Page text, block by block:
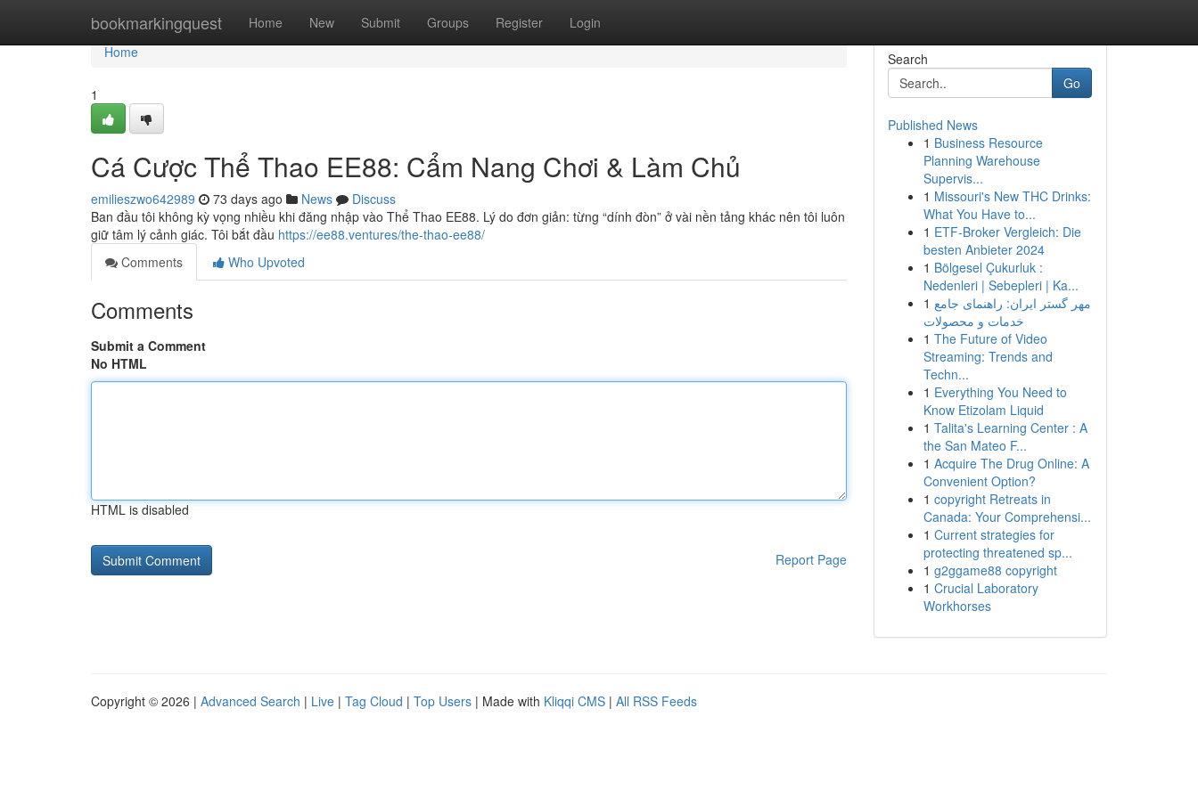
bookmarkingquest Home New Submit Groups Register Login
Home
Home
1
Cá Cược Thể Thao EE88: Cẩm Nang Chơi & Làm Chủ
emilieszwo642989 73 days ago News
Discuss
Ban đầu tôi không kỳ vọng nhiều khi đăng nhập vào Thể Thao EE88. Lý do đơn giản: từng “dính đòn” ở vài nền tảng khác nên tôi luôn
giữ tâm lý cảnh giác. Tôi bắt đầu https://ee88.ventures/the-thao-ee88/
Comments
Who Upvoted
Comments
Submit a Comment
No HTML
HTML is disabled
Report Page
Search
Go
Published News
1 Business Resource
Planning Warehouse
Supervis...
1 Missouri's New THC Drinks:
What You Have to...
1 ETF-Broker Vergleich: Die
besten Anbieter 2024
1 Bölgesel Çukurluk :
Nedenleri | Sebepleri | Ka...
1 مهر گستر ایران: راهنمای جامع
خدمات و محصولات
1 The Future of Video
Streaming: Trends and
Techn...
1 Everything You Need to
Know Etizolam Liquid
1 Talita's Learning Center : A
the San Mateo F...
1 Acquire The Drug Online: A
Convenient Option?
1 copyright Retreats in
Canada: Your Comprehensi...
1 Current strategies for
protecting threatened sp...
1 g2ggame88 copyright
1 Crucial Laboratory
Workhorses
Copyright © 2026 | Advanced Search | Live | Tag Cloud | Top Users | Made with Kliqqi CMS | All RSS Feeds